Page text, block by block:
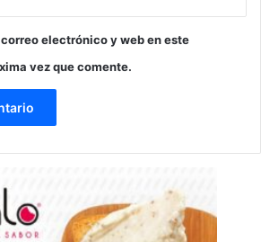
electrónico y web en este
vez que comente.